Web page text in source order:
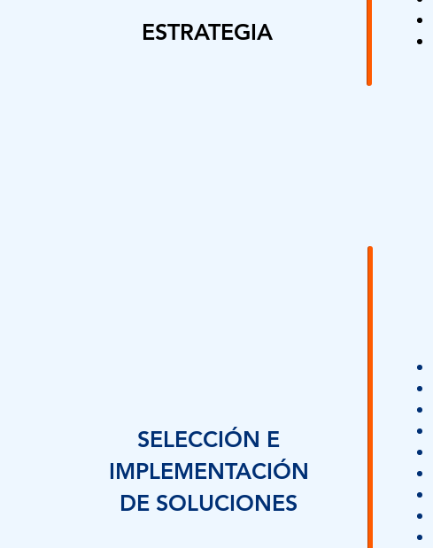
ESTRATEGIA
SELECCIÓN E
IMPLEMENTACIÓN
DE SOLUCIONES